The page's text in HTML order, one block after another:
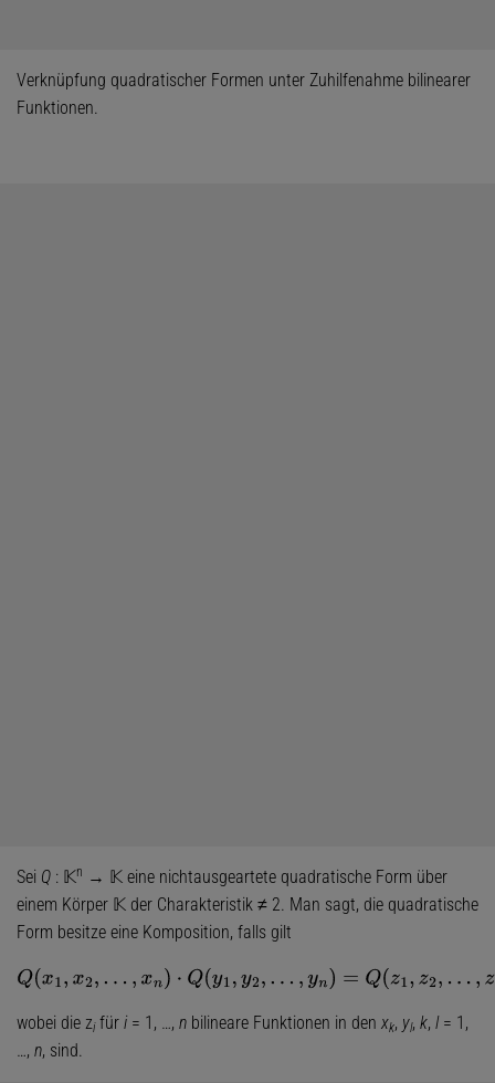
Verknüpfung quadratischer Formen unter Zuhilfenahme bilinearer
Funktionen.
Sei Q : 𝕂n → 𝕂 eine nichtausgeartete quadratische Form über
einem Körper 𝕂 der Charakteristik ≠ 2. Man sagt, die quadratische
Form besitze eine Komposition, falls gilt
Q ( x 1, x2,…, xn )⋅Q(y1 ,y2,…, y n = Q(z1 ,z 2,… ,zn),
wobei die zifür i = 1, …, n bilineare Funktionen in den xk, yl, k, l= 1,
…, n, sind.